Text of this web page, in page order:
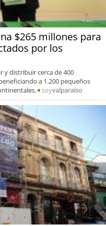
$265 millones para
por los
y distribuir cerca de 400
a 1.200 pequeños
soyvalparaiso